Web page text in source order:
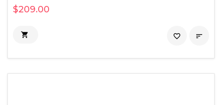
$209.00
 
favorite_border